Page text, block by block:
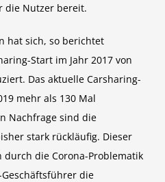
die Nutzer bereit.
hat sich, so berichtet
Start im Jahr 2017 von
Das aktuelle Carsharing-
mehr als 130 Mal
Nachfrage sind die
stark rückläufig. Dieser
durch die Corona-Problematik
die